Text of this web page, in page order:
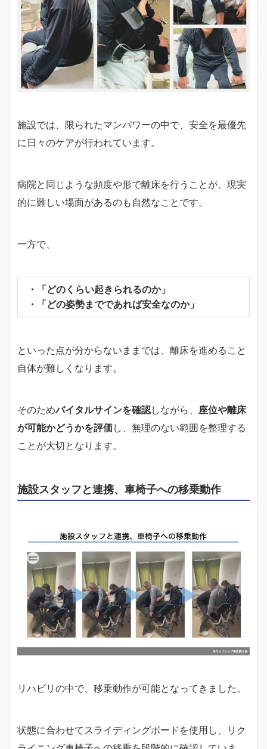
施設では、限られたマンパワーの中で、安全を最優先
に日々のケアが行われています。
病院と同じような頻度や形で離床を行うことが、現実
的に難しい場面があるのも自然なことです。
一方で、
・「どのくらい起きられるのか」
・「どの姿勢までであれば安全なのか」
といった点が分からないままでは、離床を進めること
自体が難しくなります。
そのためバイタルサインを確認しながら、 座位や離床
が可能かどうかを評価し、無理のない範囲を整理する
ことが大切となります。
施設スタッフと連携、車椅子への移乗動作
リハビリの中で、移乗動作が可能となってきました。
状態に合わせてスライディングボードを使用し、リク